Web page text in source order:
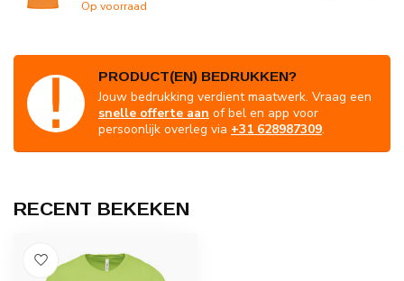
Op voorraad
PRODUCT(EN) BEDRUKKEN?
Jouw bedrukking verdient maatwerk. Vraag een
snelle offerte aan of bel en app voor
persoonlijk overleg via +31 628987309.
RECENT BEKEKEN